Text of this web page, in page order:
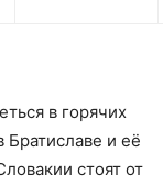
в горячих
Братиславе и её
стоят от